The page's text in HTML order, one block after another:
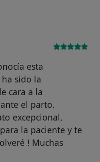
esta
sido la
cara a la
el parto.
excepcional,
la paciente y te
! Muchas